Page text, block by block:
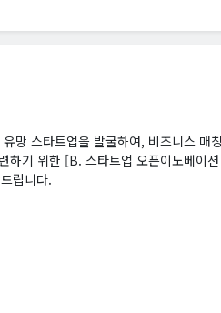
망 스타트업을 발굴하여, 비즈니스 매
하기 위한 [B. 스타트업 오픈이노베이
립니다.